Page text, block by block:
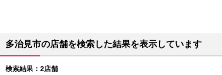
多治見市の店舗を検索した結果を表示しています
検索結果：2店舗